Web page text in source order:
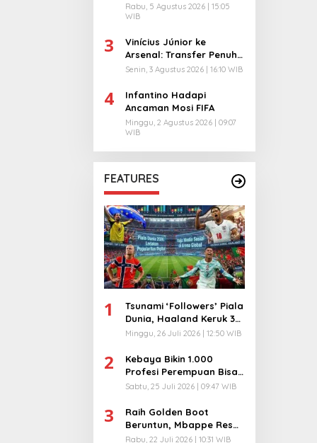
Rabu, 5 Agustus 2026 | 15:05
WIB
3
Vinícius Júnior ke
Arsenal: Transfer Penuh
Risiko
Senin, 3 Agustus 2026 | 16:10 WIB
4
Infantino Hadapi
Ancaman Mosi FIFA
Minggu, 2 Agustus 2026 | 09:07
WIB
FEATURES
1
Tsunami ‘Followers’ Piala
Dunia, Haaland Keruk 32
Juta, Kiper 40 Tahun
Minggu, 26 Juli 2026 | 12:50 WIB
2
Kebaya Bikin 1.000
Profesi Perempuan Bisa
Menyatu di Arena
Sabtu, 25 Juli 2026 | 09:47 WIB
3
Raih Golden Boot
Beruntun, Mbappe Resmi
Kunci Takhta Top Skor
Rabu, 22 Juli 2026 | 10:31 WIB